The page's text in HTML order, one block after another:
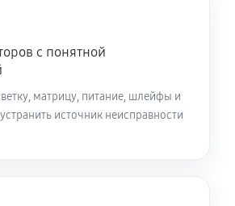
с понятной
матрицу, питание, шлейфы и
источник неисправности